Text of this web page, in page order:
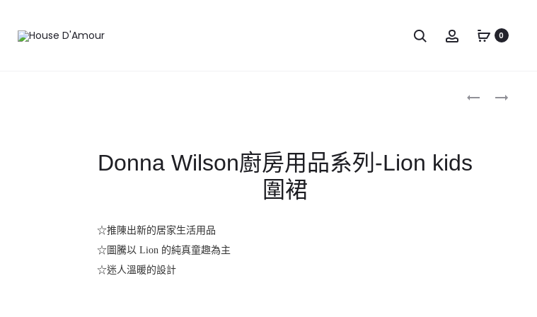
0
DONNA
DONNA
Donna Wilson廚房用品系列-Lion kids
圍裙
☆推陳出新的居家生活用品
☆圖騰以 Lion 的純真童趣為主
☆迷人溫暖的設計